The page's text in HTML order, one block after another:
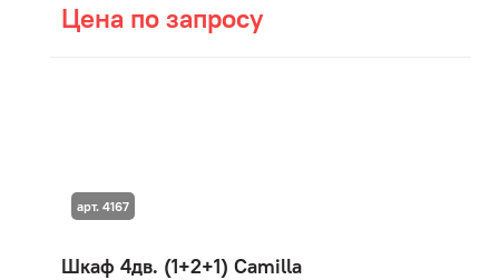
Цена по запросу
Шкаф 4дв. (1+2+1) Camilla
арт. 4167